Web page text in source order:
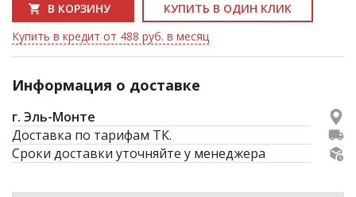
В КОРЗИНУ
КУПИТЬ В ОДИН КЛИК
Купить в кредит от 488 руб. в месяц
Информация о доставке
г. Эль-Монте
Доставка по тарифам ТК.
Сроки доставки уточняйте у менеджера